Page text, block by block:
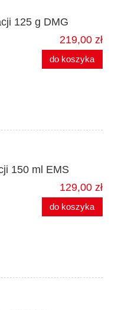
125 g DMG
219,00 zł
do koszyka
150 ml EMS
129,00 zł
do koszyka